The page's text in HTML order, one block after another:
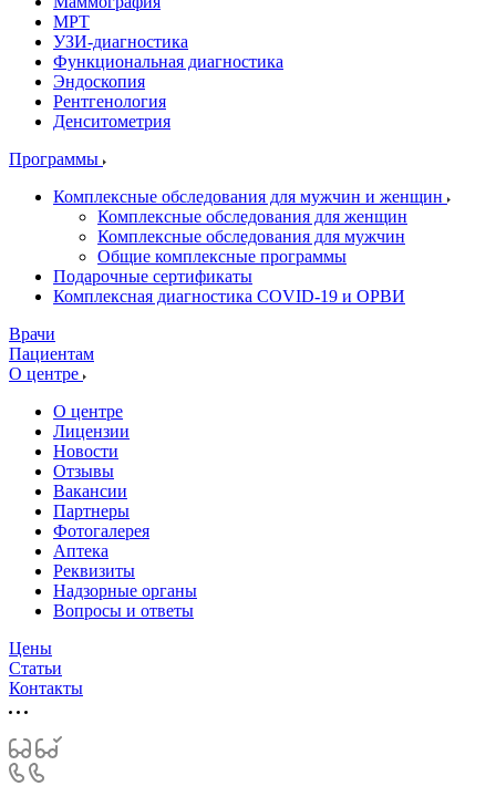
МРТ
УЗИ-диагностика
Функциональная диагностика
Эндоскопия
Рентгенология
Денситометрия
Программы
Комплексные обследования для мужчин и женщин
Комплексные обследования для женщин
Комплексные обследования для мужчин
Общие комплексные программы
Подарочные сертификаты
Комплексная диагностика COVID-19 и ОРВИ
Врачи
Пациентам
О центре
О центре
Лицензии
Новости
Отзывы
Вакансии
Партнеры
Фотогалерея
Аптека
Реквизиты
Надзорные органы
Вопросы и ответы
Цены
Статьи
Контакты